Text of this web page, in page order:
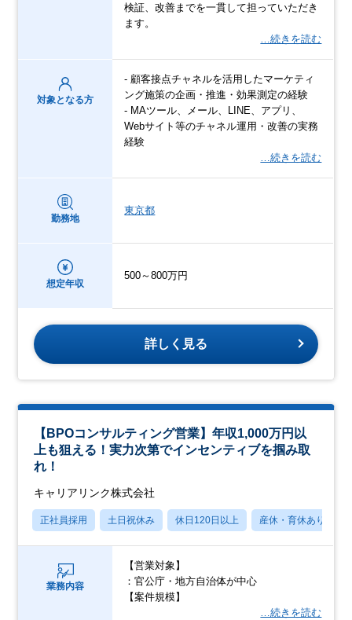
検証、改善までを一貫して担っていただき
ます。
…続きを読む
対象となる方
- 顧客接点チャネルを活用したマーケティ
ング施策の企画・推進・効果測定の経験
- MAツール、メール、LINE、アプリ、
Webサイト等のチャネル運用・改善の実務
経験
…続きを読む
勤務地
東京都
想定年収
500～800万円
詳しく見る
【BPOコンサルティング営業】年収1,000万円以
上も狙える！実力次第でインセンティブを掴み取
れ！
キャリアリンク株式会社
正社員採用 土日祝休み 休日120日以上 産休・育休あり
業務内容
【営業対象】
：官公庁・地方自治体が中心
【案件規模】
…続きを読む